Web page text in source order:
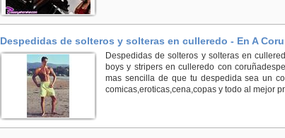
Despedidas de solteros y solteras en culleredo - En A
Despedidas de solteros y solteras en
boys y stripers en culleredo con
mas sencilla de que tu despedida sea un
comicas,eroticas,cena,copas y todo al mejor